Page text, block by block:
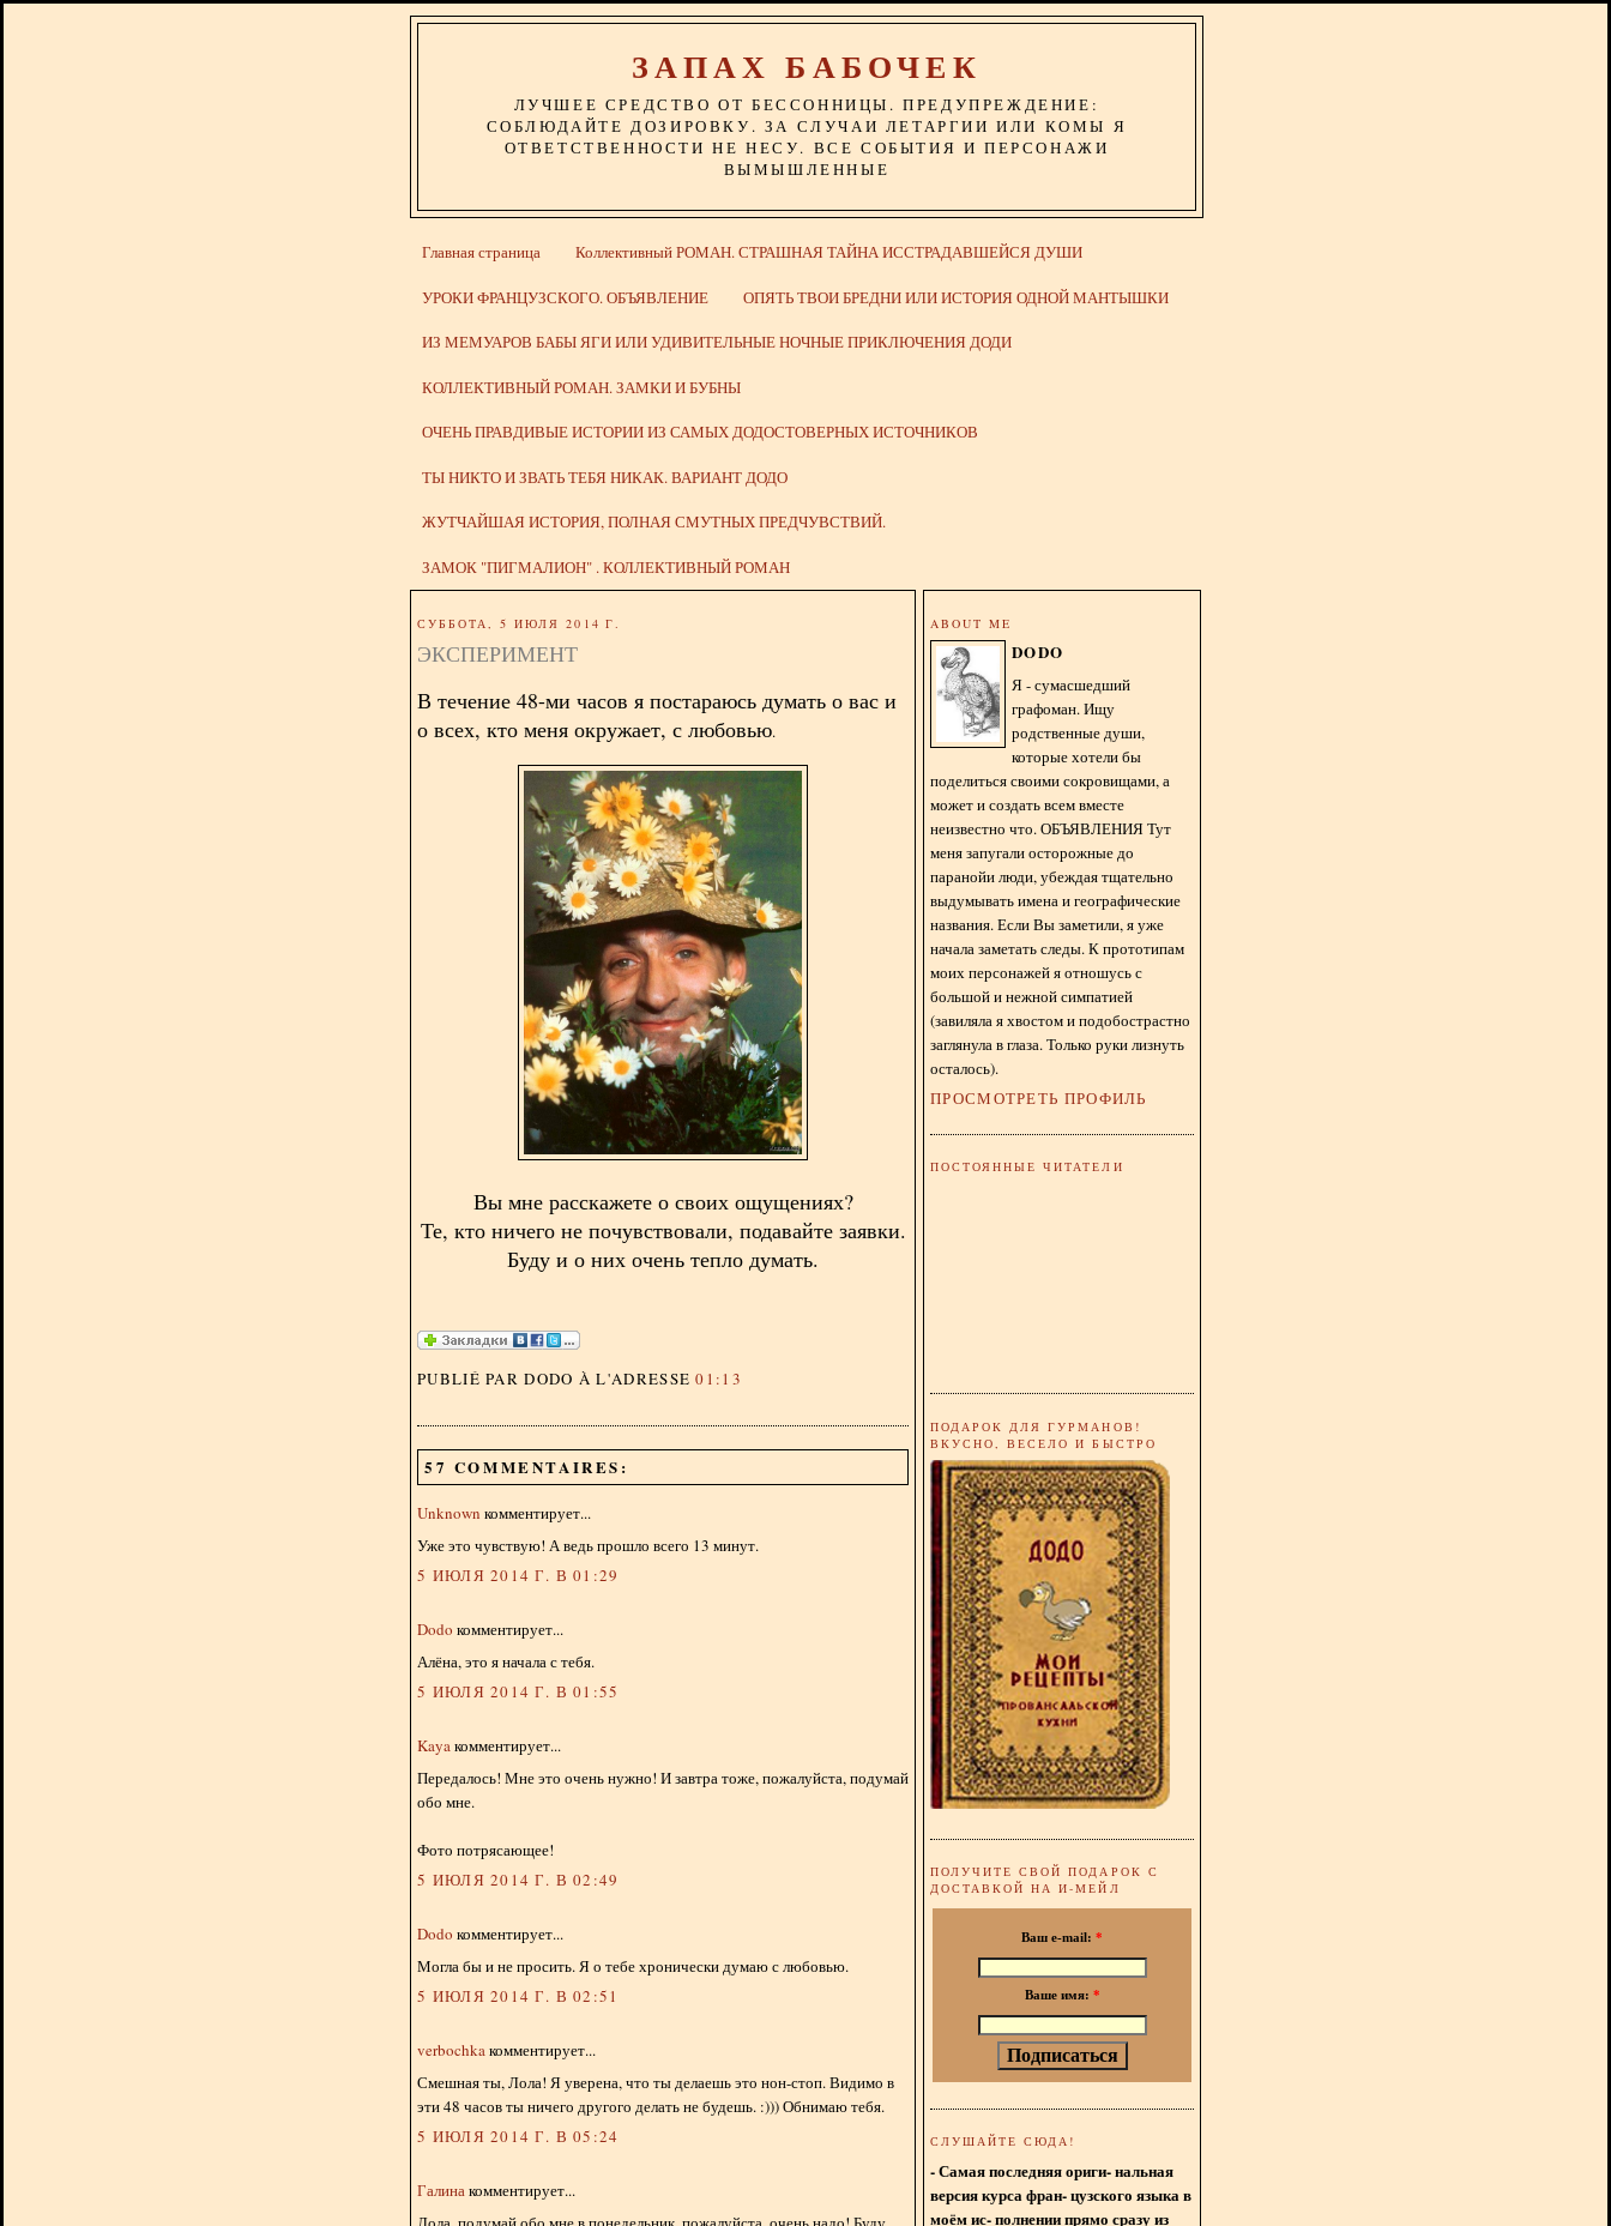
ЗАПАХ БАБОЧЕК
ЛУЧШЕЕ СРЕДСТВО ОТ БЕССОННИЦЫ. ПРЕДУПРЕЖДЕНИЕ:
СОБЛЮДАЙТЕ ДОЗИРОВКУ. ЗА СЛУЧАИ ЛЕТАРГИИ ИЛИ КОМЫ Я
ОТВЕТСТВЕННОСТИ НЕ НЕСУ. ВСЕ СОБЫТИЯ И ПЕРСОНАЖИ
ВЫМЫШЛЕННЫЕ
Главная страница Коллективный РОМАН. СТРАШНАЯ ТАЙНА ИССТРАДАВШЕЙСЯ ДУШИ
УРОКИ ФРАНЦУЗСКОГО. ОБЪЯВЛЕНИЕ ОПЯТЬ ТВОИ БРЕДНИ ИЛИ ИСТОРИЯ ОДНОЙ МАНТЫШКИ
ИЗ МЕМУАРОВ БАБЫ ЯГИ ИЛИ УДИВИТЕЛЬНЫЕ НОЧНЫЕ ПРИКЛЮЧЕНИЯ ДОДИ
КОЛЛЕКТИВНЫЙ РОМАН. ЗАМКИ И БУБНЫ
ОЧЕНЬ ПРАВДИВЫЕ ИСТОРИИ ИЗ САМЫХ ДОДОСТОВЕРНЫХ ИСТОЧНИКОВ
ТЫ НИКТО И ЗВАТЬ ТЕБЯ НИКАК. ВАРИАНТ ДОДО
ЖУТЧАЙШАЯ ИСТОРИЯ, ПОЛНАЯ СМУТНЫХ ПРЕДЧУВСТВИЙ.
ЗАМОК "ПИГМАЛИОН" . КОЛЛЕКТИВНЫЙ РОМАН
СУББОТА, 5 ИЮЛЯ 2014 Г.
ЭКСПЕРИМЕНТ
В течение 48-ми часов я постараюсь думать о вас и
о всех, кто меня окружает, с любовью.
Вы мне расскажете о своих ощущениях?
Те, кто ничего не почувствовали, подавайте заявки.
Буду и о них очень тепло думать.
PUBLIÉ PAR DODO À L'ADRESSE01:13
57 COMMENTAIRES:
Unknown комментирует...
Уже это чувствую! А ведь прошло всего 13 минут.
5 ИЮЛЯ 2014 Г. В 01:29
Dodo комментирует...
Алёна, это я начала с тебя.
5 ИЮЛЯ 2014 Г. В 01:55
Kayaкомментирует...
Передалось! Мне это очень нужно! И завтра тоже, пожалуйста, подумай
обо мне.
Фото потрясающее!
5 ИЮЛЯ 2014 Г. В 02:49
Dodo комментирует...
Могла бы и не просить. Я о тебе хронически думаю с любовью.
5 ИЮЛЯ 2014 Г. В 02:51
verbochkaкомментирует...
Смешная ты, Лола! Я уверена, что ты делаешь это нон-стоп. Видимо в
эти 48 часов ты ничего другого делать не будешь. :))) Обнимаю тебя.
5 ИЮЛЯ 2014 Г. В 05:24
Галинакомментирует...
ABOUT ME
DODO
Я - сумасшедший
графоман. Ищу
родственные души,
которые хотели бы
поделиться своими сокровищами, а
может и создать всем вместе
неизвестно что. ОБЪЯВЛЕНИЯ Тут
меня запугали осторожные до
паранойи люди, убеждая тщательно
выдумывать имена и географические
названия. Если Вы заметили, я уже
начала заметать следы. К прототипам
моих персонажей я отношусь с
большой и нежной симпатией
(завиляла я хвостом и подобострастно
заглянула в глаза. Только руки лизнуть
осталось).
ПРОСМОТРЕТЬ ПРОФИЛЬ
ПОСТОЯННЫЕ ЧИТАТЕЛИ
ПОДАРОК ДЛЯ ГУРМАНОВ!
ВКУСНО, ВЕСЕЛО И БЫСТРО
ПОЛУЧИТЕ СВОЙ ПОДАРОК С
ДОСТАВКОЙ НА И-МЕЙЛ
Ваш e-mail: *
Ваше имя: *
СЛУШАЙТЕ СЮДА!
- Самая последняя ориги- нальная
версия курса фран- цузского языка в
моём ис- полнении прямо сразу из